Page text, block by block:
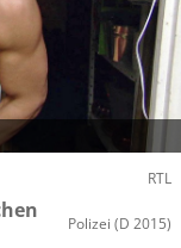
RTL
Polizei (D 2015)